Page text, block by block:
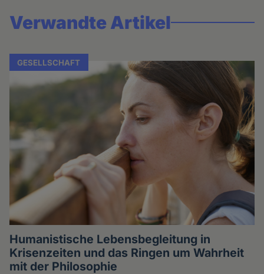
Verwandte Artikel
GESELLSCHAFT
Humanistische Lebensbegleitung in
Krisenzeiten und das Ringen um Wahrheit
mit der Philosophie